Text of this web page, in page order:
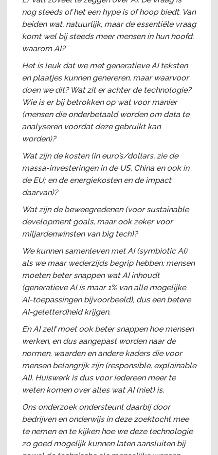
nog steeds of het een hype is of hoop biedt. Van
beiden wat, natuurlijk, maar de essentiële vraag
komt wel bij steeds meer mensen in hun hoofd:
waarom AI?
Het is leuk dat we met generatieve AI teksten
en plaatjes kunnen genereren, maar waarvoor
doen we dit? Wat zit er achter de technologie?
Wie is er bij betrokken op wat voor manier
(mensen die onderbetaald worden om data te
analyseren voordat deze gebruikt kan
worden)?
Wat zijn de kosten (in euro’s/dollars, zie de
massa-investeringen in de US, China en ook in
de EU; en de energiekosten en de impact
daarvan)?
Wat zijn de beweegredenen (voor sustainable
development goals, maar ook zeker voor
miljardenwinsten van big tech)?
We kunnen samenleven met AI (symbiotic AI)
als we maar wederzijds begrip hebben: mensen
moeten beter snappen wat AI inhoudt
(generatieve AI is maar 1% van alle mogelijke
AI-toepassingen bijvoorbeeld), dus een betere
AI-geletterdheid krijgen.
En AI zelf moet ook beter snappen hoe mensen
werken, en dus aangepast worden naar de
normen, waarden en andere kaders die voor
mensen belangrijk zijn (responsible, explainable
AI). Huiswerk is dus voor iedereen meer te
weten komen over alles wat AI (niet) is.
Ons onderzoek ondersteunt daarbij door
bedrijven en onderwijs in deze zoektocht mee
te nemen en te kijken hoe we deze technologie
zo goed mogelijk kunnen laten aansluiten bij